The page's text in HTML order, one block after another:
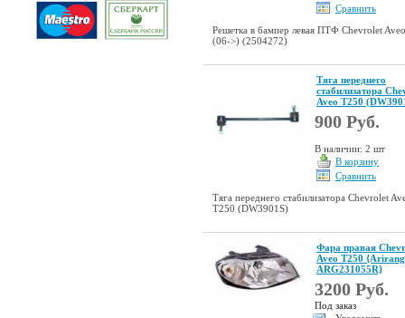
Сравнить
Решетка в бампер левая ПТФ Chevrolet Aveo
(06->) (2504272)
Тяга переднего
стабилизатора
Aveo T250
900 Руб.
В наличии: 2 шт
В корзину
Сравнить
Тяга переднего стабилизатора Chevrolet
T250 (DW3901S)
Фара правая
Aveo T250 {Arirang
ARG231055R}
3200 Руб.
Под заказ